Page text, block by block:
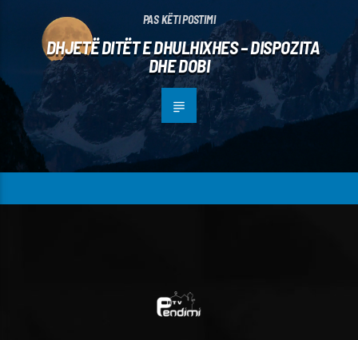
PAS KËTI POSTIMI
DHJETË DITËT E DHULHIXHES – DISPOZITA
DHE DOBI